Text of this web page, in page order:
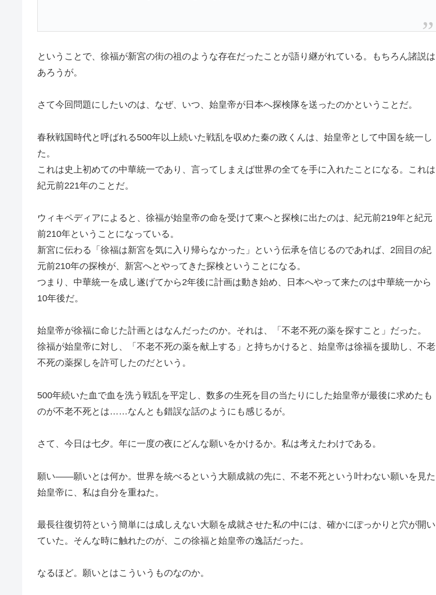
ということで、徐福が新宮の街の祖のような存在だったことが語り継がれている。もちろん諸説は
あろうが。
さて今回問題にしたいのは、なぜ、いつ、始皇帝が日本へ探検隊を送ったのかということだ。
春秋戦国時代と呼ばれる500年以上続いた戦乱を収めた秦の政くんは、始皇帝として中国を統一し
た。
これは史上初めての中華統一であり、言ってしまえば世界の全てを手に入れたことになる。これは
紀元前221年のことだ。
ウィキペディアによると、徐福が始皇帝の命を受けて東へと探検に出たのは、紀元前219年と紀元
前210年ということになっている。
新宮に伝わる「徐福は新宮を気に入り帰らなかった」という伝承を信じるのであれば、2回目の紀
元前210年の探検が、新宮へとやってきた探検ということになる。
つまり、中華統一を成し遂げてから2年後に計画は動き始め、日本へやって来たのは中華統一から
10年後だ。
始皇帝が徐福に命じた計画とはなんだったのか。それは、「不老不死の薬を探すこと」だった。
徐福が始皇帝に対し、「不老不死の薬を献上する」と持ちかけると、始皇帝は徐福を援助し、不老
不死の薬探しを許可したのだという。
500年続いた血で血を洗う戦乱を平定し、数多の生死を目の当たりにした始皇帝が最後に求めたも
のが不老不死とは……なんとも錯誤な話のようにも感じるが。
さて、今日は七夕。年に一度の夜にどんな願いをかけるか。私は考えたわけである。
願い――願いとは何か。世界を統べるという大願成就の先に、不老不死という叶わない願いを見た
始皇帝に、私は自分を重ねた。
最長往復切符という簡単には成しえない大願を成就させた私の中には、確かにぽっかりと穴が開い
ていた。そんな時に触れたのが、この徐福と始皇帝の逸話だった。
なるほど。願いとはこういうものなのか。